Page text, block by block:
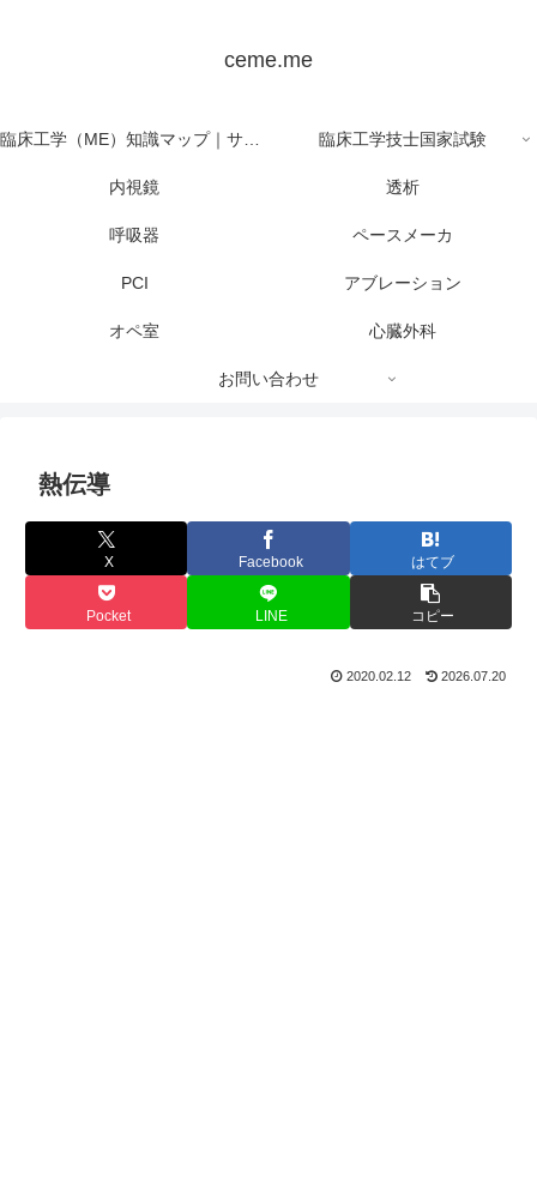
ceme.me
臨床工学（ME）知識マップ｜サイト全体の目次 臨床工学技士国家試験
内視鏡 透析
呼吸器 ペースメーカ
PCI アブレーション
オペ室 心臓外科
お問い合わせ
熱伝導
X Facebook はてブ
Pocket LINE コピー
2020.02.12 2026.07.20